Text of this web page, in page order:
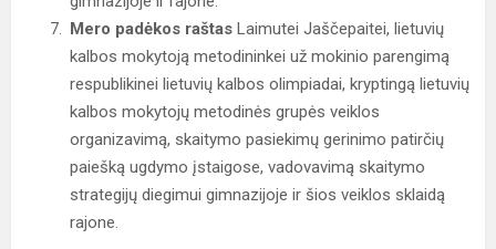
Mero padėkos raštas Laimutei Jaščepaitei, lietuvių
kalbos mokytoją metodininkei už mokinio parengimą
respublikinei lietuvių kalbos olimpiadai, kryptingą lietuvių
kalbos mokytojų metodinės grupės veiklos
organizavimą, skaitymo pasiekimų gerinimo patirčių
paiešką ugdymo įstaigose, vadovavimą skaitymo
strategijų diegimui gimnazijoje ir šios veiklos sklaidą
rajone.